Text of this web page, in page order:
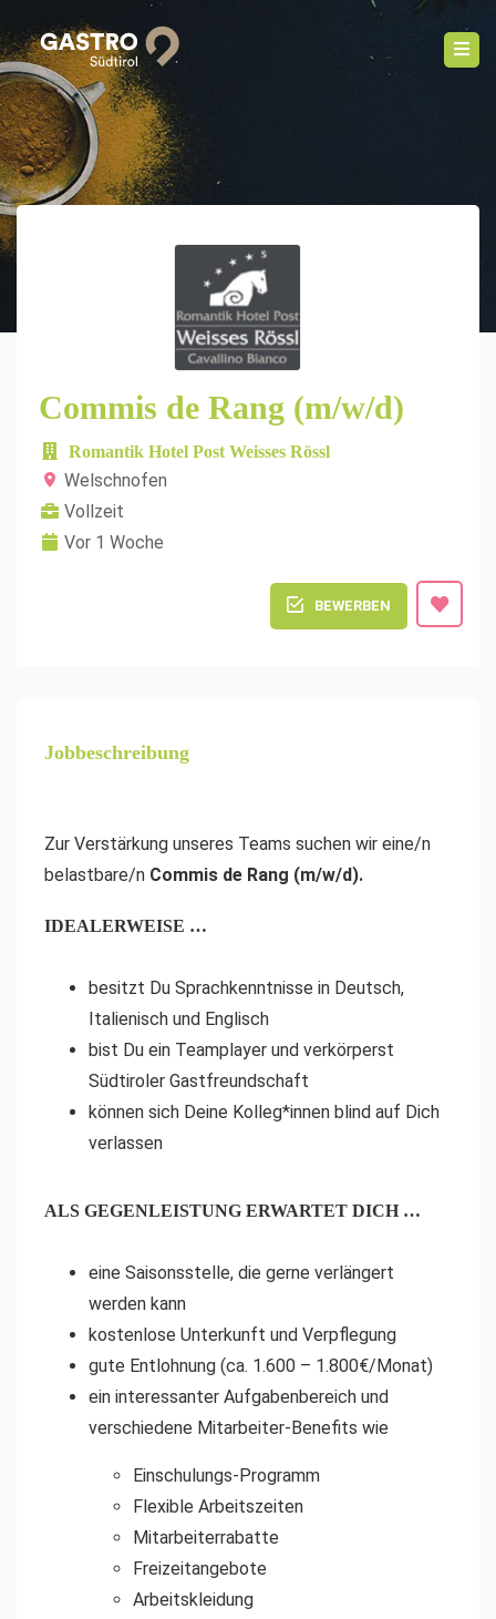
Commis de Rang (m/w/d)
Romantik Hotel Post Weisses Rössl
Welschnofen
Vollzeit
Vor 1 Woche
BEWERBEN
Jobbeschreibung
Zur Verstärkung unseres Teams suchen wir eine/n
belastbare/n Commis de Rang (m/w/d).
IDEALERWEISE …
besitzt Du Sprachkenntnisse in Deutsch,
Italienisch und Englisch
bist Du ein Teamplayer und verkörperst
Südtiroler Gastfreundschaft
können sich Deine Kolleg*innen blind auf Dich
verlassen
ALS GEGENLEISTUNG ERWARTET DICH …
eine Saisonsstelle, die gerne verlängert
werden kann
kostenlose Unterkunft und Verpflegung
gute Entlohnung (ca. 1.600 – 1.800€/Monat)
ein interessanter Aufgabenbereich und
verschiedene Mitarbeiter-Benefits wie
Einschulungs-Programm
Flexible Arbeitszeiten
Mitarbeiterrabatte
Freizeitangebote
Arbeitskleidung